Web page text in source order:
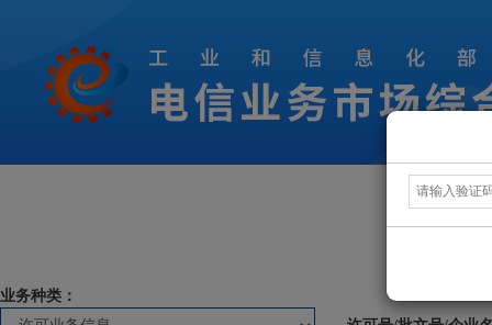
业务种类：